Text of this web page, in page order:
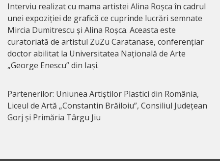
Interviu realizat cu mama artistei Alina Roșca în cadrul
unei expoziției de grafică ce cuprinde lucrări semnate
Mircia Dumitrescu și Alina Roșca. Aceasta este
curatoriată de artistul ZuZu Caratanase, conferențiar
doctor abilitat la Universitatea Națională de Arte
„George Enescu” din Iași.
Partenerilor: Uniunea Artiștilor Plastici din România,
Liceul de Artă „Constantin Brăiloiu”, Consiliul Județean
Gorj și Primăria Târgu Jiu